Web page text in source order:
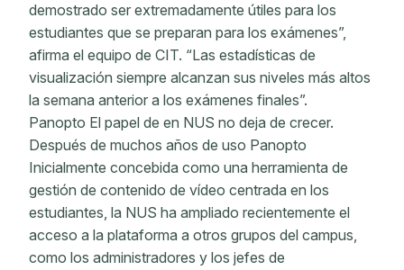
demostrado ser extremadamente útiles para los
estudiantes que se preparan para los exámenes”,
afirma el equipo de CIT. “Las estadísticas de
visualización siempre alcanzan sus niveles más altos
la semana anterior a los exámenes finales”.
Panopto El papel de en NUS no deja de crecer.
Después de muchos años de uso Panopto
Inicialmente concebida como una herramienta de
gestión de contenido de vídeo centrada en los
estudiantes, la NUS ha ampliado recientemente el
acceso a la plataforma a otros grupos del campus,
como los administradores y los jefes de